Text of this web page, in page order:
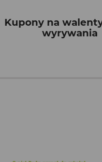
Kupony na
wyrywania